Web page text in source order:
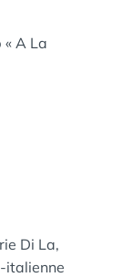
A La
Di La,
italienne